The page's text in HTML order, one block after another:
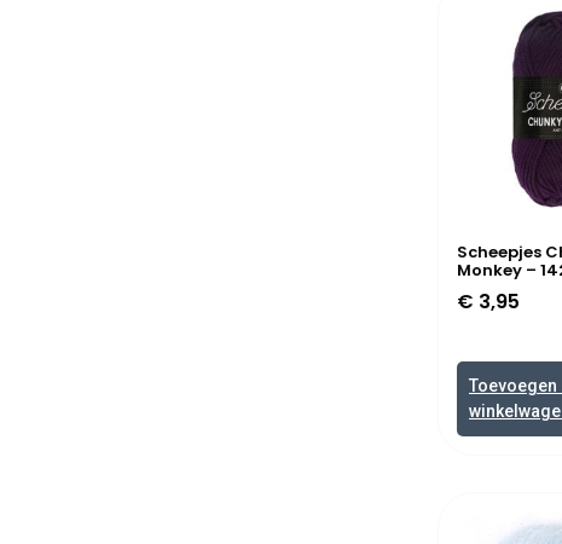
Scheepjes
Monkey –
€ 3,95
Toevoegen